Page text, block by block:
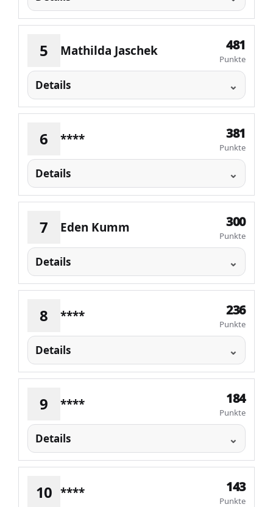
5 Mathilda Jaschek 481
Punkte
Details
6 **** 381
Punkte
Details
7 Eden Kumm 300
Punkte
Details
8 **** 236
Punkte
Details
9 **** 184
Punkte
Details
10 **** 143
Punkte